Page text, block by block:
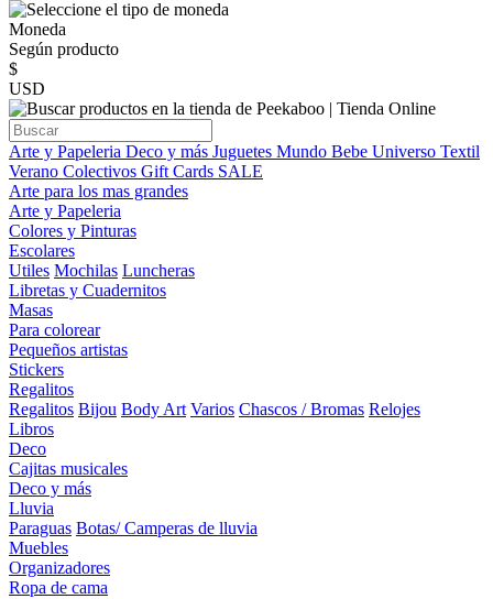
Moneda
Según producto
$
USD
Arte y Papeleria Deco y más Juguetes Mundo Bebe Universo Textil
Verano Colectivos Gift Cards SALE
Arte para los mas grandes
Arte y Papeleria
Colores y Pinturas
Escolares
Utiles Mochilas Luncheras
Libretas y Cuadernitos
Masas
Para colorear
Pequeños artistas
Stickers
Regalitos
Regalitos Bijou Body Art Varios Chascos / Bromas Relojes
Libros
Deco
Cajitas musicales
Deco y más
Lluvia
Paraguas Botas/ Camperas de lluvia
Muebles
Organizadores
Ropa de cama